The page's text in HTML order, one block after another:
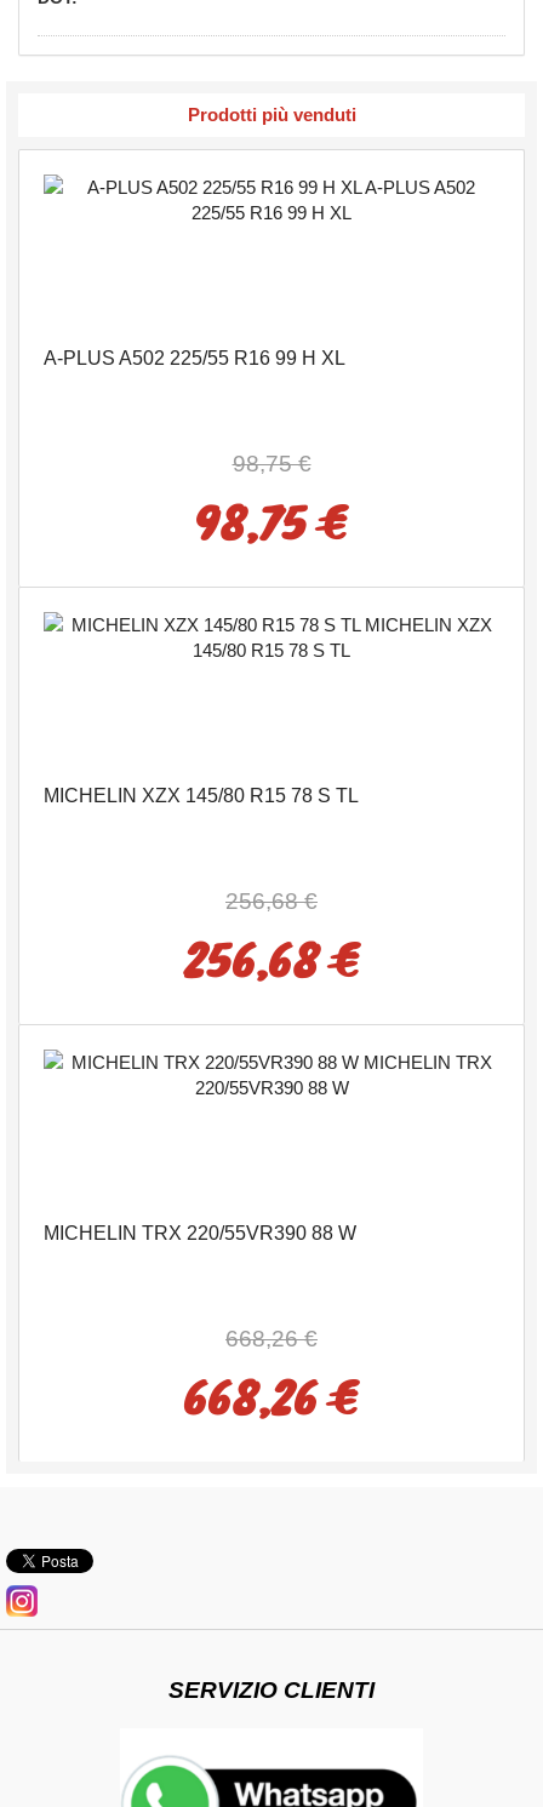
Prodotti più venduti
A-PLUS A502 225/55 R16 99 H XL
98,75 €
98,75 €
MICHELIN XZX 145/80 R15 78 S TL
256,68 €
256,68 €
MICHELIN TRX 220/55VR390 88 W
668,26 €
668,26 €
SERVIZIO CLIENTI